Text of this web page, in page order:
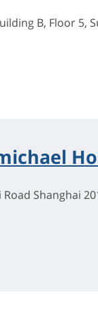
B, Floor 5,
Shanghai